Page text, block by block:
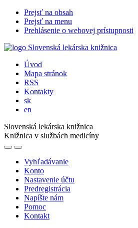
Prejsť na obsah
Prejsť na menu
Prehlásenie o webovej prístupnosti
Úvod
Mapa stránok
RSS
Kontakty
sk
en
Slovenská lekárska knižnica
Knižnica v službách medicíny
Vyhľadávanie
Konto
Nastavenie účtu
Predregistrácia
Napíšte nám
Pomoc
Kontakt